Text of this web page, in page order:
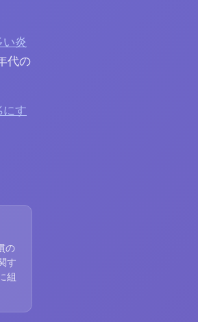
い炎
代の
にす
の
す
組